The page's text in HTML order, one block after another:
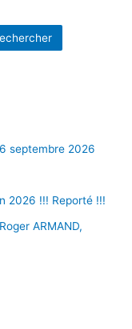
septembre 2026
2026 !!! Reporté !!!
ARMAND,